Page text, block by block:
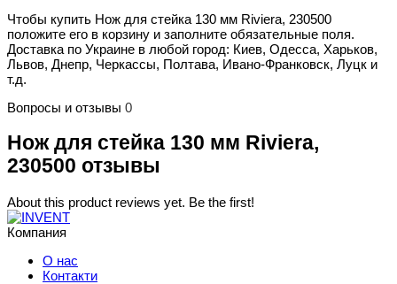
Чтобы купить Нож для стейка 130 мм Riviera, 230500
положите его в корзину и заполните обязательные поля.
Доставка по Украине в любой город: Киев, Одесса, Харьков,
Львов, Днепр, Черкассы, Полтава, Ивано-Франковск, Луцк и
т.д.
Вопросы и отзывы 0
Нож для стейка 130 мм Riviera,
230500 отзывы
About this product reviews yet. Be the first!
Компания
О нас
Контакти